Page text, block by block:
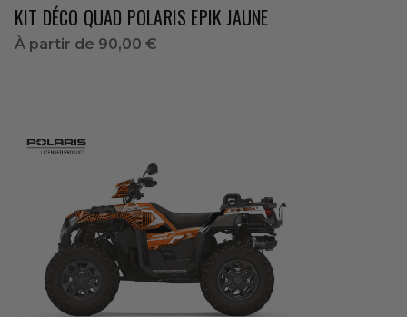
KIT DÉCO QUAD POLARIS EPIK JAUNE
À partir de 90,00 €